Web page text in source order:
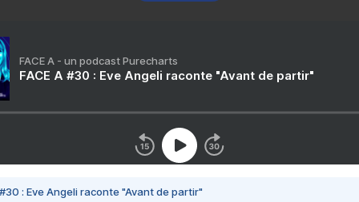
FACE A - un podcast Purecharts
FACE A #30 : Eve Angeli raconte "Avant de partir"
#30 : Eve Angeli raconte "Avant de partir"